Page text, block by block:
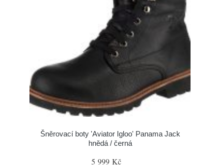
Šněrovací boty 'Aviator Igloo' Panama Jack
hnědá / černá
5 999 Kč